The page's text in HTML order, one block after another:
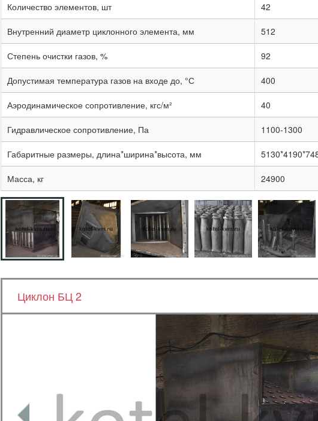
Количество элементов, шт 42
Внутренний диаметр циклонного элемента, мм 512
Степень очистки газов, % 92
Допустимая температура газов на входе до, °С 400
Аэродинамическое сопротивление, кгс/м² 40
Гидравлическое сопротивление, Па 1100-1300
Габаритные размеры, длина*ширина*высота, мм
Масса, кг 24900
Циклон БЦ 2